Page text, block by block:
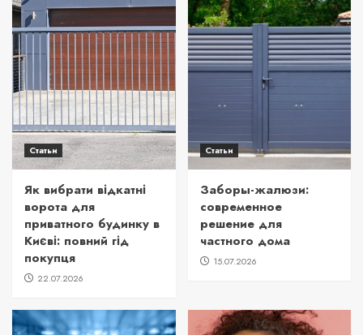
Статьи
Як вибрати відкатні
ворота для
приватного будинку в
Києві: повний гід
покупця
22.07.2026
Статьи
Заборы-жалюзи:
современное
решение для
частного дома
15.07.2026